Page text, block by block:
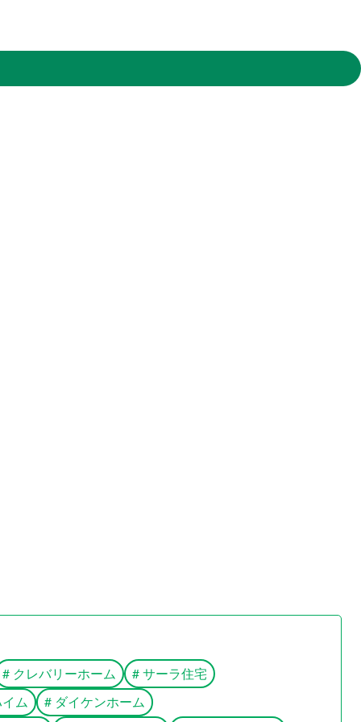
# クレバリーホーム #サーラ住宅
ム # ダイケンホーム